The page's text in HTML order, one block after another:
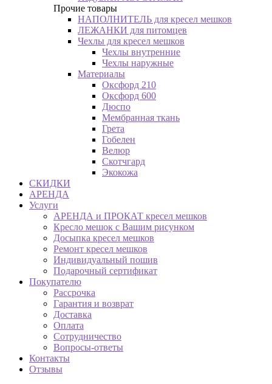
Прочие товары
НАПОЛНИТЕЛЬ для кресел мешков
ЛЕЖАНКИ для питомцев
Чехлы для кресел мешков
Чехлы внутренние
Чехлы наружные
Материалы
Оксфорд 210
Оксфорд 600
Дюспо
Мембранная ткань
Грета
Гобелен
Велюр
Скотчгард
Экокожа
СКИДКИ
АРЕНДА
Услуги
АРЕНДА и ПРОКАТ кресел мешков
Кресло мешок с Вашим рисунком
Досыпка кресел мешков
Ремонт кресел мешков
Индивидуальный пошив
Подарочный сертификат
Покупателю
Рассрочка
Гарантия и возврат
Доставка
Оплата
Сотрудничество
Вопросы-ответы
Контакты
Отзывы